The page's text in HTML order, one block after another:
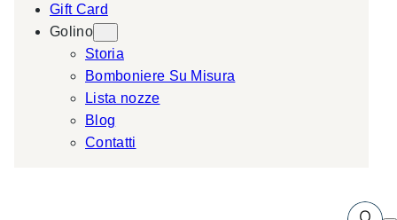
Gift Card
Golino
Storia
Bomboniere Su Misura
Lista nozze
Blog
Contatti